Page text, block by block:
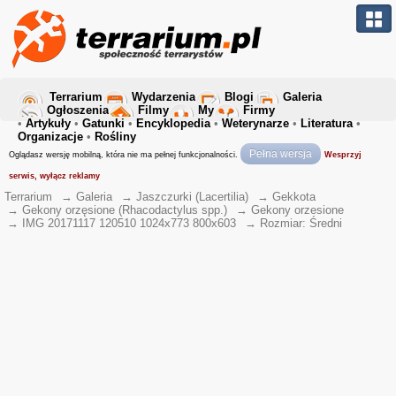
Terrarium Wydarzenia Blogi
Galeria
Ogłoszenia
Filmy My
Firmy
• Artykuły • Gatunki • Encyklopedia• Weterynarze • Literatura•
Organizacje • Rośliny
Oglądasz wersję mobilną, która nie ma pełnej funkcjonalności. Pełna wersja Wesprzyj
serwis, wyłącz reklamy
Terrarium → Galeria → Jaszczurki (Lacertilia) → Gekkota
→ Gekony orzęsione (Rhacodactylus spp.) → Gekony orzesione
→
IMG 20171117 120510 1024x773 800x603 → Rozmiar: Średni